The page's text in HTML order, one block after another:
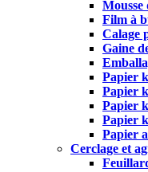
Mousse
Film à
Calage
Gaine
Papier
Papier
Papier
Papier
Papier
Cerclage et